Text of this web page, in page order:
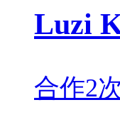
Luzi
合作2